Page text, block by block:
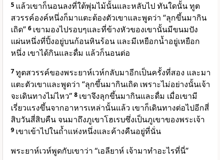
5 แล้วเขาก็นอนลงที่ใต้พุ่มไม้นั้นและหลับไป ทันใดนั้น ทูต
สวรรค์องค์หนึ่งก็มาแตะต้องตัวเขาและพูดว่า “ลุกขึ้นมากิน
เถิด” 6 เขามองไปรอบๆและที่ข้างหัวของเขานั้นมีขนมปัง
แผ่นหนึ่งที่ปิ้งอยู่บนก้อนหินร้อน และมีเหยือกน้ำอยู่เหยือก
หนึ่ง เขาได้กินและดื่ม แล้วก็นอนต่อ
7ทูตสวรรค์ของพระยาห์เวห์กลับมาอีกเป็นครั้งที่สอง และมา
แตะตัวเขาและพูดว่า “ลุกขึ้นมากินเถิด เพราะไม่อย่างนั้นเจ้า
จะเดินทางไม่ไหว” 8 เขาจึงลุกขึ้นมากินและดื่ม เมื่อเขามี
เรี่ยวแรงขึ้นจากอาหารเหล่านั้นแล้ว เขาก็เดินทางต่อไปอีกสี่
สิบวันสี่สิบคืน จนมาถึงภูเขาโฮเรบซึ่งเป็นภูเขาของพระเจ้า
9 เขาเข้าไปในถ้ำแห่งหนึ่งและค้างคืนอยู่ที่นั่น
พระยาห์เวห์พูดกับเขาว่า “เอลียาห์ เจ้ามาทำอะไรที่นี่”